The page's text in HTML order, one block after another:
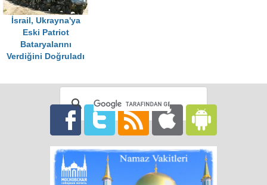
İsrail, Ukrayna'ya
Eski Patriot
Bataryalarını
Verdiğini Doğruladı